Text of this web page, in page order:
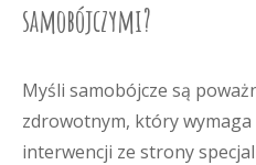
samobójczymi?
Myśli samobójcze są
zdrowotnym, który
interwencji ze strony